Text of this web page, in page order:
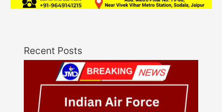
Recent Posts